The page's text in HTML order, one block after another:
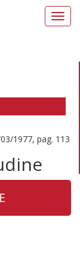
1977, pag. 113